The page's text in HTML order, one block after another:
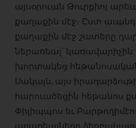
այսօրուան Թուրքիոյ
քաղաքին մէջ։ Ըստ
քաղաքին մէջ շատերը
ներառեալ՝ կառավարիչին
խորտակեց
Սակայն, այս
հարուածեցին հեթանոս
Փիլիպպոս եւ